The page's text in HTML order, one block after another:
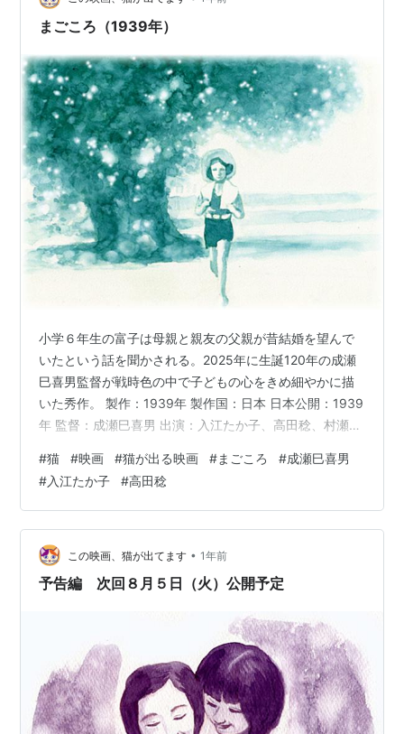
ず。 それでも赤福は立ち直りまし…
まごころ（1939年）
小学６年生の富子は母親と親友の父親が昔結婚を望んで
いたという話を聞かされる。2025年に生誕120年の成瀬
巳喜男監督が戦時色の中で子どもの心をきめ細やかに描
いた秀作。 製作：1939年 製作国：日本 日本公開：1939
年 監督：成瀬巳喜男 出演：入江たか子、高田稔、村瀬幸
年齢の方でもご覧いただけます） ◆◆ この映画の猫
◆◆ 役：☆（ほんのチョイ役） 主人公の親友の家の飼い
猫 名前：不明 色柄：三毛（モノクロのため推定） ◆女
性映画の名手 今年2025年は成瀬巳喜男監督の生誕120
年。1905年８月20日生まれで、1969年７月に63歳で
亡…
#猫 #映画 #猫が出る映画 #まごころ #成瀬巳喜男
#入江たか子 #高田稔
この映画、猫が出てます • 1年前
予告編 次回８月５日（火）公開予定